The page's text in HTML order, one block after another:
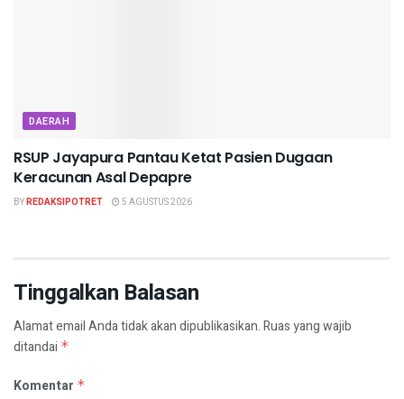
DAERAH
RSUP Jayapura Pantau Ketat Pasien Dugaan
Keracunan Asal Depapre
BYREDAKSIPOTRET 5 AGUSTUS 2026
Tinggalkan Balasan
Alamat email Anda tidak akan dipublikasikan.Ruas yang wajib
ditandai *
Komentar *